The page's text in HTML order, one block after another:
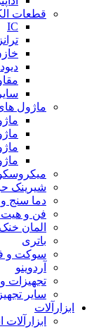
قطعات
IC
دیود
ماژول
شیرینک
دما سنج
فن و
المان
باتری
سوکت و
آردوینو
تجهیزات
سایر
ابزارآلات